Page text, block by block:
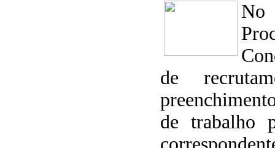
de
de trabalho